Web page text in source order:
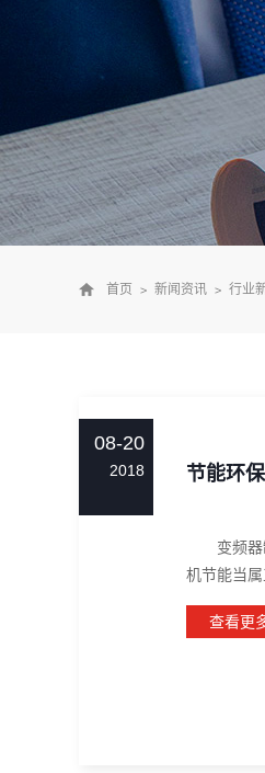
首页 新闻资讯 行业
08-20
2018 节能环
变频器制
机节能当
查看更